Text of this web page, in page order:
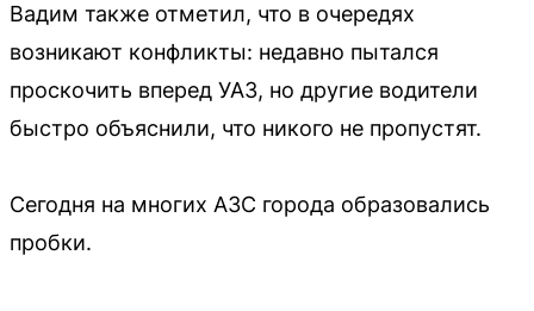
Вадим также отметил, что в очередях
возникают конфликты: недавно пытался
проскочить вперед УАЗ, но другие водители
быстро объяснили, что никого не пропустят.
Сегодня на многих АЗС города образовались
пробки.